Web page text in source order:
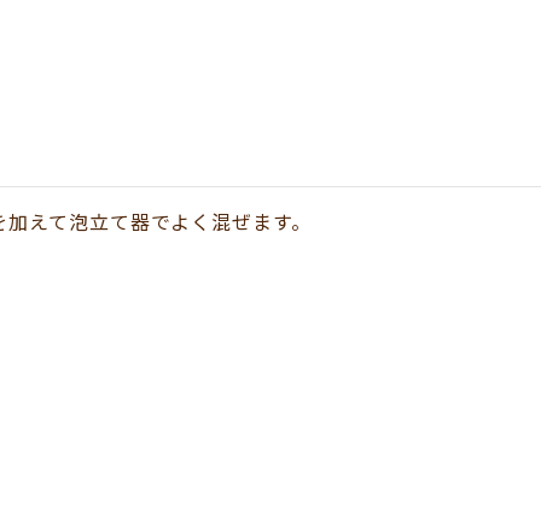
加えて泡立て器でよく混ぜます。